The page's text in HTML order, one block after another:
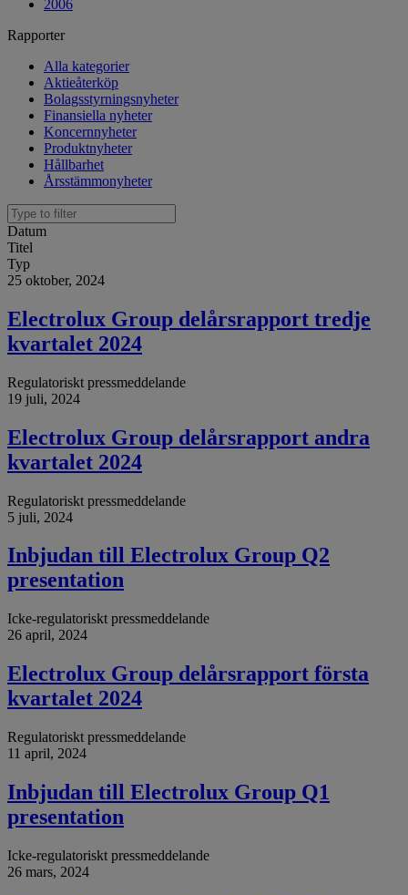
2006
Rapporter
Alla kategorier
Aktieåterköp
Bolagsstyrningsnyheter
Finansiella nyheter
Koncernnyheter
Produktnyheter
Hållbarhet
Årsstämmonyheter
Datum
Titel
Typ
25 oktober, 2024
Electrolux Group delårsrapport tredje
kvartalet 2024
Regulatoriskt pressmeddelande
19 juli, 2024
Electrolux Group delårsrapport andra
kvartalet 2024
Regulatoriskt pressmeddelande
5 juli, 2024
Inbjudan till Electrolux Group Q2
presentation
Icke-regulatoriskt pressmeddelande
26 april, 2024
Electrolux Group delårsrapport första
kvartalet 2024
Regulatoriskt pressmeddelande
11 april, 2024
Inbjudan till Electrolux Group Q1
presentation
Icke-regulatoriskt pressmeddelande
26 mars, 2024